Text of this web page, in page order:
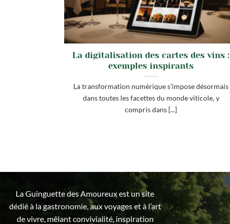
La digitalisation des cartes des vins :
exemples inspirants
La transformation numérique s’impose désormais
dans toutes les facettes du monde viticole, y
compris dans [...]
La Guinguette des Amoureux est un site
dédié à la gastronomie, aux voyages et à l’art
de vivre, mêlant convivialité, inspiration